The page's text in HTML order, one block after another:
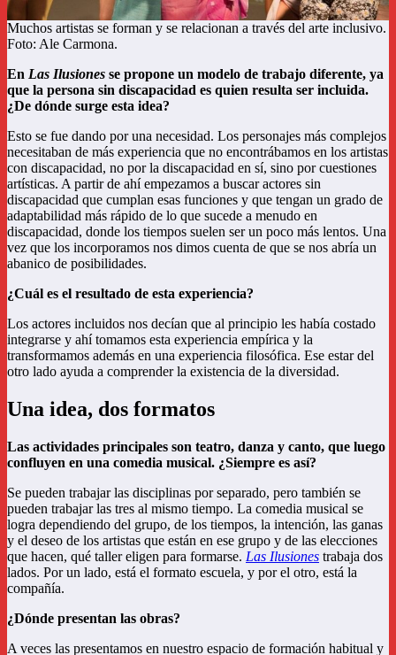
Muchos artistas se forman y se relacionan a través del arte inclusivo.
Foto: Ale Carmona.
En Las Ilusiones se propone un modelo de trabajo diferente, ya
que la persona sin discapacidad es quien resulta ser incluida.
¿De dónde surge esta idea?
Esto se fue dando por una necesidad. Los personajes más complejos
necesitaban de más experiencia que no encontrábamos en los artistas
con discapacidad, no por la discapacidad en sí, sino por cuestiones
artísticas. A partir de ahí empezamos a buscar actores sin
discapacidad que cumplan esas funciones y que tengan un grado de
adaptabilidad más rápido de lo que sucede a menudo en
discapacidad, donde los tiempos suelen ser un poco más lentos. Una
vez que los incorporamos nos dimos cuenta de que se nos abría un
abanico de posibilidades.
¿Cuál es el resultado de esta experiencia?
Los actores incluidos nos decían que al principio les había costado
integrarse y ahí tomamos esta experiencia empírica y la
transformamos además en una experiencia filosófica. Ese estar del
otro lado ayuda a comprender la existencia de la diversidad.
Una idea, dos formatos
Las actividades principales son teatro, danza y canto, que luego
confluyen en una comedia musical. ¿Siempre es así?
Se pueden trabajar las disciplinas por separado, pero también se
pueden trabajar las tres al mismo tiempo. La comedia musical se
logra dependiendo del grupo, de los tiempos, la intención, las ganas
y el deseo de los artistas que están en ese grupo y de las elecciones
que hacen, qué taller eligen para formarse. Las Ilusiones trabaja dos
lados. Por un lado, está el formato escuela, y por el otro, está la
compañía.
¿Dónde presentan las obras?
A veces las presentamos en nuestro espacio de formación habitual y